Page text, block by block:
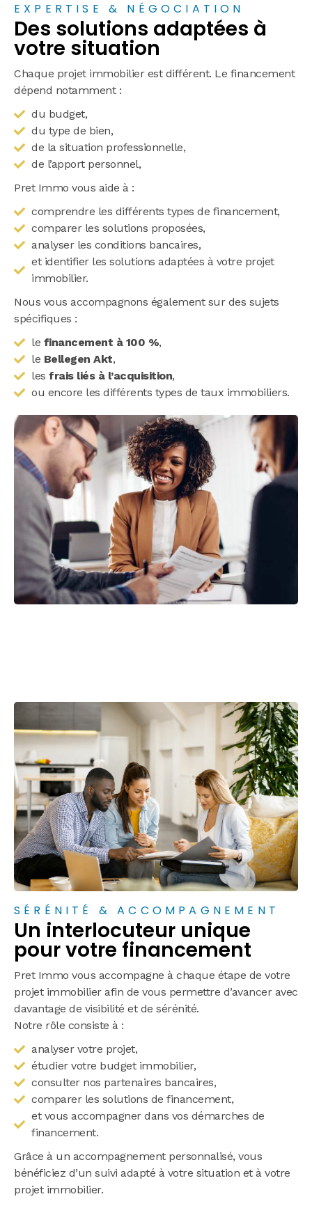
EXPERTISE & NÉGOCIATION
Des solutions adaptées à
votre situation
Chaque projet immobilier est différent. Le financement
dépend notamment :
du budget,
du type de bien,
de la situation professionnelle,
de l’apport personnel,
Pret Immo vous aide à :
comprendre les différents types de financement,
comparer les solutions proposées,
analyser les conditions bancaires,
et identifier les solutions adaptées à votre projet
immobilier.
Nous vous accompagnons également sur des sujets
spécifiques :
le financement à 100 %,
le Bellegen Akt,
les frais liés à l’acquisition,
ou encore les différents types de taux immobiliers.
SÉRÉNITÉ & ACCOMPAGNEMENT
Un interlocuteur unique
pour votre financement
Pret Immo vous accompagne à chaque étape de votre
projet immobilier afin de vous permettre d’avancer avec
davantage de visibilité et de sérénité.
Notre rôle consiste à :
analyser votre projet,
étudier votre budget immobilier,
consulter nos partenaires bancaires,
comparer les solutions de financement,
et vous accompagner dans vos démarches de
financement.
Grâce à un accompagnement personnalisé, vous
bénéficiez d’un suivi adapté à votre situation et à votre
projet immobilier.